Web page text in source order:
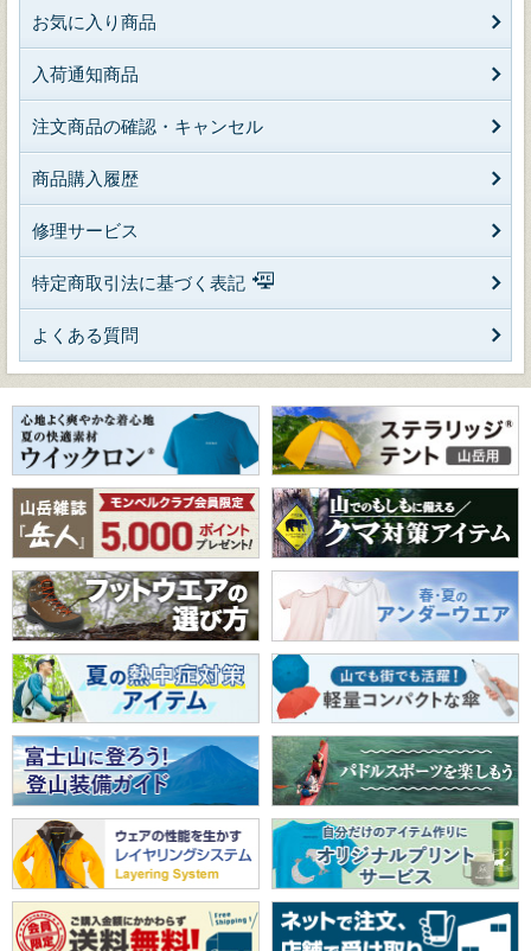
お気に入り商品
入荷通知商品
注文商品の確認・キャンセル
商品購入履歴
修理サービス
特定商取引法に基づく表記
よくある質問